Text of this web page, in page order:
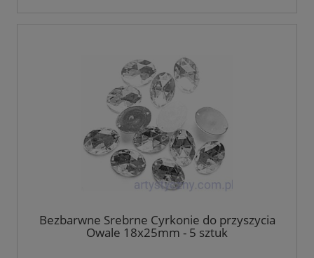
Bezbarwne Srebrne Cyrkonie do przyszycia
Owale 18x25mm - 5 sztuk